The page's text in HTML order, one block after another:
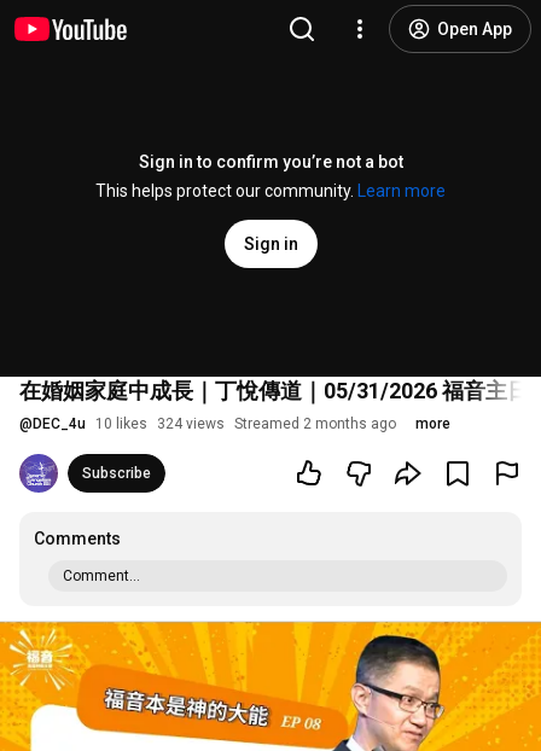
Open App
Sign in to confirm you’re not a bot
This helps protect our community.
Learn more
Sign in
在婚姻家庭中成長｜丁悅傳道｜05/31/2026 福音主日
@ DEC_4u 10 likes 324 views Streamed 2 months ago more
Subscribe
Comments
Comment...